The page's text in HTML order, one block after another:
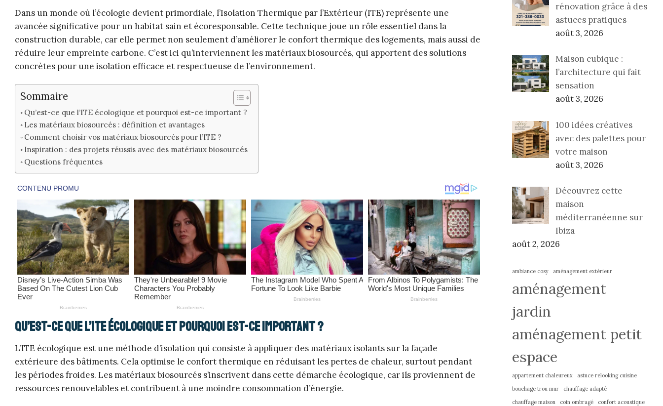
Dans un monde où l’écologie devient primordiale, l’Isolation Thermique par l’Extérieur (ITE) représente une
avancée significative pour un habitat sain et écoresponsable. Cette technique joue un rôle essentiel dans la
construction durable, car elle permet non seulement d’améliorer le confort thermique des logements, mais aussi de
réduire leur empreinte carbone. C’est ici qu’interviennent les matériaux biosourcés, qui apportent des solutions
concrètes pour une isolation efficace et respectueuse de l’environnement.
Sommaire
Qu’est-ce que l’ITE écologique et pourquoi est-ce important ?
Les matériaux biosourcés : définition et avantages
Comment choisir vos matériaux biosourcés pour l’ITE ?
Inspiration : des projets réussis avec des matériaux biosourcés
Questions fréquentes
Qu’est-ce que l’ITE écologique et pourquoi est-ce important ?
L’ITE écologique est une méthode d’isolation qui consiste à appliquer des matériaux isolants sur la façade
extérieure des bâtiments. Cela optimise le confort thermique en réduisant les pertes de chaleur, surtout pendant
les périodes froides. Les matériaux biosourcés s’inscrivent dans cette démarche écologique, car ils proviennent de
ressources renouvelables et contribuent à une moindre consommation d’énergie.
rénovation grâce à des
astuces pratiques
août 3, 2026
Maison cubique :
l’architecture qui fait
sensation
août 3, 2026
100 idées créatives
avec des palettes pour
votre maison
août 3, 2026
Découvrez cette
maison
méditerranéenne sur
Ibiza
août 2, 2026
ambiance cosy aménagement extérieur
aménagement
jardin
aménagement petit
espace
appartement chaleureux
astuce relooking cuisine
bouchage trou mur
chauffage adapté
chauffage maison
coin ombragé
confort acoustique